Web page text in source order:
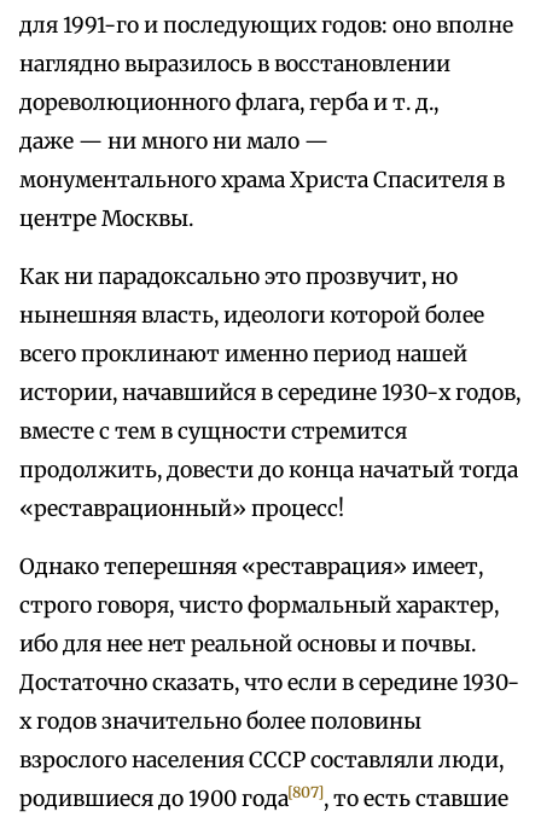
для 1991-го и последующих годов: оно вполне
наглядно выразилось в восстановлении
дореволюционного флага, герба и т. д.,
даже — ни много ни мало —
монументального храма Христа Спасителя в
центре Москвы.
Как ни парадоксально это прозвучит, но
нынешняя власть, идеологи которой более
всего проклинают именно период нашей
истории, начавшийся в середине 1930-х годов,
вместе с тем в сущности стремится
продолжить, довести до конца начатый тогда
«реставрационный» процесс!
Однако теперешняя «реставрация» имеет,
строго говоря, чисто формальный характер,
ибо для нее нет реальной основы и почвы.
Достаточно сказать, что если в середине 1930-
х годов значительно более половины
взрослого населения СССР составляли люди,
родившиеся до 1900 года[807], то есть ставшие